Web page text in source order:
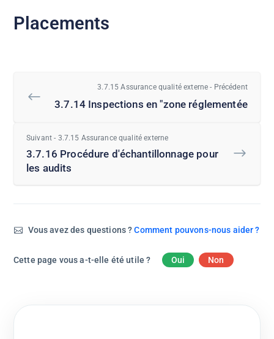
Placements
3.7.15 Assurance qualité externe - Précédent
3.7.14 Inspections en "zone réglementée
Suivant - 3.7.15 Assurance qualité externe
3.7.16 Procédure d'échantillonnage pour
les audits
Vous avez des questions ?Comment pouvons-nous aider ?
Cette page vous a-t-elle été utile ? Oui Non